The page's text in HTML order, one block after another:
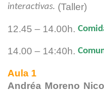
interactivas. (Taller)
12.45 – 14.00h.
14.00 – 14:40h.
Aula 1
Andréa Moreno